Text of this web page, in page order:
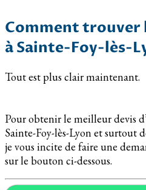
Comment trouver
à Sainte-Foy-lès-
Tout est plus clair maintenant.
Pour obtenir le meilleur devis
Sainte-Foy-lès-Lyon et surtout
je vous incite de faire une
sur le bouton ci-dessous.